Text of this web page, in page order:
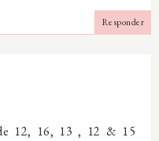
Responder
12, 16, 13 , 12 & 15